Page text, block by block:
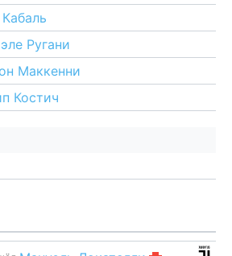
Ругани
Маккенни
Костич